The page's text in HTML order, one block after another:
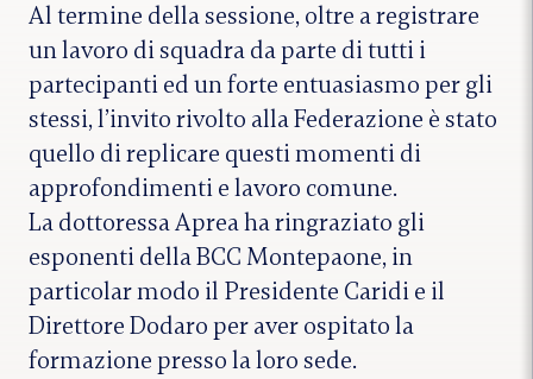
Al termine della sessione, oltre a registrare
un lavoro di squadra da parte di tutti i
partecipanti ed un forte entuasiasmo per gli
stessi, l’invito rivolto alla Federazione è stato
quello di replicare questi momenti di
approfondimenti e lavoro comune.
La dottoressa Aprea ha ringraziato gli
esponenti della BCC Montepaone, in
particolar modo il Presidente Caridi e il
Direttore Dodaro per aver ospitato la
formazione presso la loro sede.